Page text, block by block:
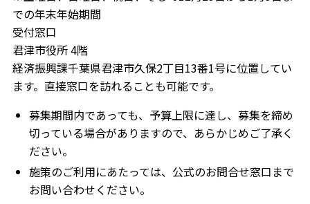
での年末年始期間
受付窓口
君津市役所 4階
経済振興課千葉県君津市久保2丁目13番1号に位置してい
ます。直接窓口を訪れることも可能です。
募集期間内であっても、予算上限に達し、募集を締め
切っている場合がありますので、あらかじめご了承く
ださい。
施策のご利用にあたっては、公式のお問合せ窓口まで
お問い合わせください。